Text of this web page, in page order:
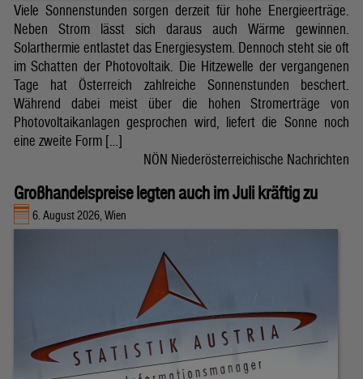
Viele Sonnenstunden sorgen derzeit für hohe Energieerträge.
Neben Strom lässt sich daraus auch Wärme gewinnen.
Solarthermie entlastet das Energiesystem. Dennoch steht sie oft
im Schatten der Photovoltaik. Die Hitzewelle der vergangenen
Tage hat Österreich zahlreiche Sonnenstunden beschert.
Während dabei meist über die hohen Stromerträge von
Photovoltaikanlagen gesprochen wird, liefert die Sonne noch
eine zweite Form […]
NÖN Niederösterreichische Nachrichten
Großhandelspreise legten auch im Juli kräftig zu
6. August 2026, Wien